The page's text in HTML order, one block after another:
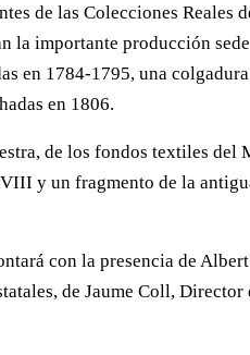
de las Colecciones Reales
la importante producción
en 1784-1795, una
en 1806.
de los fondos textiles
y un fragmento de la
con la presencia de
de Jaume Coll,